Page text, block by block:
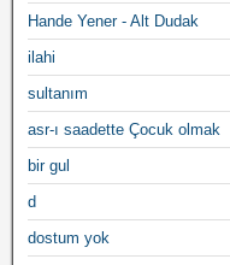
Hande Yener - Alt Dudak
ilahi
sultanım
asr-ı saadette Çocuk olmak
bir gul
d
dostum yok